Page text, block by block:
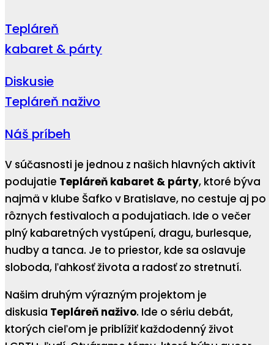
Tepláreň
kabaret & párty
Diskusie
Tepláreň naživo
Náš príbeh
V súčasnosti je jednou z našich hlavných aktivít
podujatie Tepláreň kabaret & párty, ktoré býva
najmä v klube Šafko v Bratislave, no cestuje aj po
rôznych festivaloch a podujatiach. Ide o večer
plný kabaretných vystúpení, dragu, burlesque,
hudby a tanca. Je to priestor, kde sa oslavuje
sloboda, ľahkosť života a radosť zo stretnutí.
Našim druhým výrazným projektom je
diskusia Tepláreň naživo. Ide o sériu debát,
ktorých cieľom je priblížiť každodenný život